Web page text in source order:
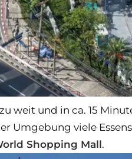
weit und in ca. 15
Umgebung viele
Shopping Mall.